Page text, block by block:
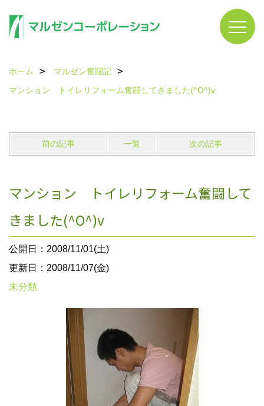
ホーム
マルゼン奮闘記
マンション トイレリフォーム奮闘してきました(^O^)v
前の記事 一覧 次の記事
マンション トイレリフォーム奮闘して
きました(^O^)v
公開日：2008/11/01(土)
更新日：2008/11/07(金)
未分類